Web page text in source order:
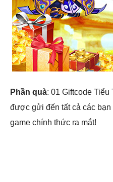
Phần quà: 01 Giftcode
được gửi đến tất cả các
game chính thức ra mắt!